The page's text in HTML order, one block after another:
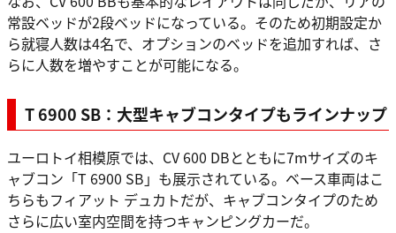
常設ベッドが2段ベッドになっている。そのため初期設定か
ら就寝人数は4名で、オプションのベッドを追加すれば、さ
らに人数を増やすことが可能になる。
T 6900 SB：大型キャブコンタイプもラインナップ
ユーロトイ相模原では、CV 600 DBとともに7mサイズのキ
ャブコン「T 6900 SB」も展示されている。ベース車両はこ
ちらもフィアット デュカトだが、キャブコンタイプのため
さらに広い室内空間を持つキャンピングカーだ。